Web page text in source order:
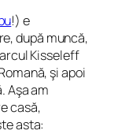
!) e
după muncă,
Kisseleff
şi apoi
Aşa am
casă,
asta: